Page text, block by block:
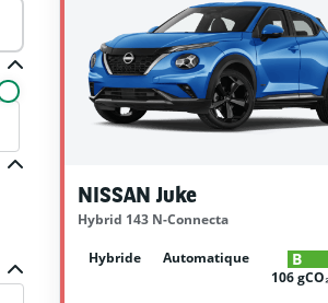
NISSAN Juke
Hybrid 143 N-Connecta
Hybride Automatique B
106